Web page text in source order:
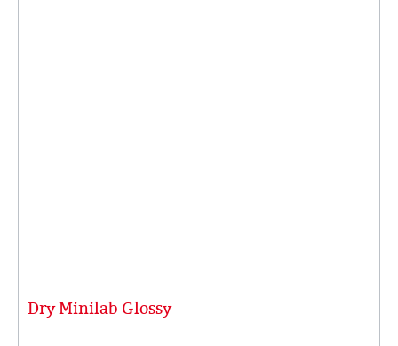
Dry Minilab Glossy